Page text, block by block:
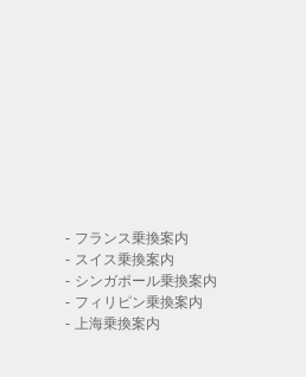
フランス乗換案内
スイス乗換案内
シンガポール乗換案内
フィリピン乗換案内
上海乗換案内